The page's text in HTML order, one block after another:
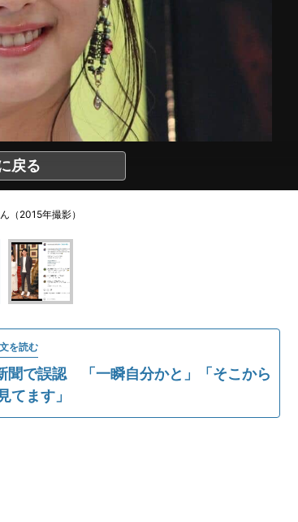
戻る
（2015年撮影）
を読む
聞で誤認 「一瞬自分かと」「そこから
てます」